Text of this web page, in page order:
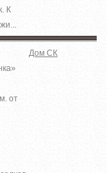
К
от
Дом СК